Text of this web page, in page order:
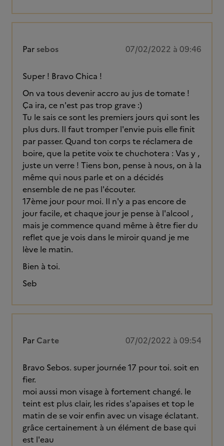
Par sebos 07/02/2022 à 09:46
Super ! Bravo Chica !
On va tous devenir accro au jus de tomate !
Ça ira, ce n'est pas trop grave :)
Tu le sais ce sont les premiers jours qui sont les
plus durs. Il faut tromper l'envie puis elle finit
par passer. Quand ton corps te réclamera de
boire, que la petite voix te chuchotera : Vas y ,
juste un verre ! Tiens bon, pense à nous, on à la
même qui nous parle et on a décidés
ensemble de ne pas l'écouter.
17ème jour pour moi. Il n'y a pas encore de
jour facile, et chaque jour je pense à l'alcool ,
mais je commence quand même à être fier du
reflet que je vois dans le miroir quand je me
lève le matin.
Bien à toi.
Seb
Par Carte 07/02/2022 à 09:54
Bravo Sebos. super journée 17 pour toi. soit en
fier.
moi aussi mon visage à fortement changé. le
teint est plus clair, les rides s'apaises et top le
matin de se voir enfin avec un visage éclatant.
grâce certainement à un élément de base qui
est l'eau